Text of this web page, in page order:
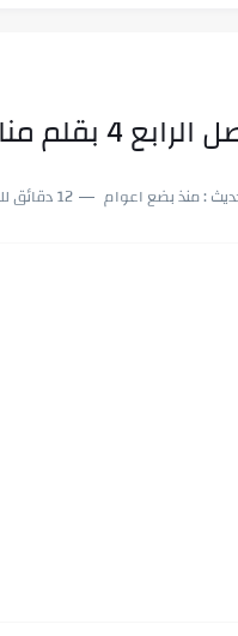
منار مجدي
:منذ بضع اعوام 12 دقائق للقراءة